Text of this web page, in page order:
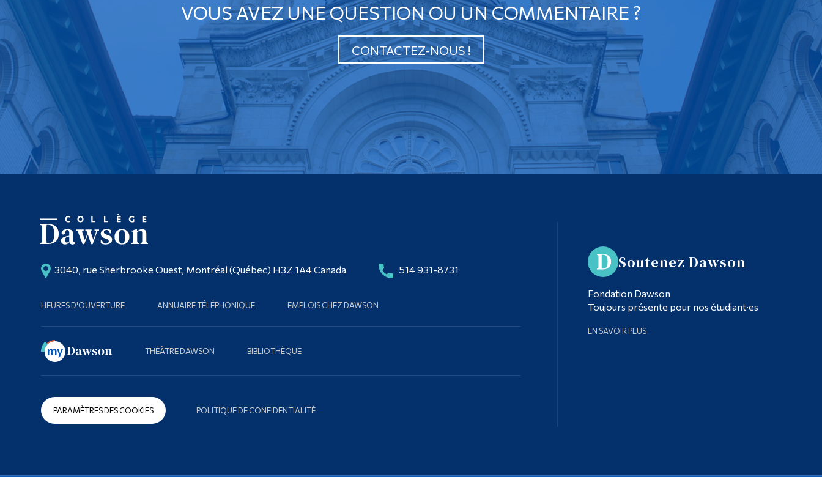
VOUS AVEZ UNE QUESTION OU UN COMMENTAIRE ?
CONTACTEZ-NOUS !
3040, rue Sherbrooke Ouest, Montréal (Québec) H3Z 1A4 Canada 514 931-8731
HEURES D'OUVERTURE ANNUAIRE TÉLÉPHONIQUE EMPLOIS CHEZ DAWSON
THÉÂTRE DAWSON BIBLIOTHÈQUE
PARAMÈTRES DES COOKIES POLITIQUE DE CONFIDENTIALITÉ
Soutenez Dawson
Fondation Dawson
Toujours présente pour nos étudiant·es
EN SAVOIR PLUS